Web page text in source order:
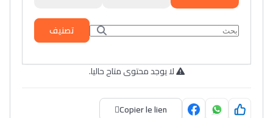
تصنيف
لا يوجد محتوى متاح حاليا.
Copier le lien